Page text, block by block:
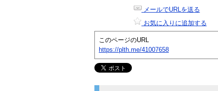
メールでURLを送る
お気に入りに追加する
このページのURL
https://plth.me/41007658